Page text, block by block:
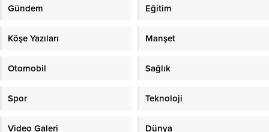
Gündem Eğitim
Köşe Yazıları Manşet
Otomobil Sağlık
Spor Teknoloji
Video Galeri Dünya